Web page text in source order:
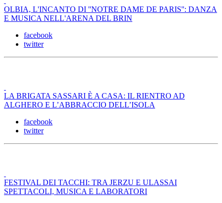
OLBIA, L'INCANTO DI ''NOTRE DAME DE PARIS'': DANZA
E MUSICA NELL'ARENA DEL BRIN
facebook
twitter
LA BRIGATA SASSARI È A CASA: IL RIENTRO AD
ALGHERO E L’ABBRACCIO DELL’ISOLA
facebook
twitter
FESTIVAL DEI TACCHI: TRA JERZU E ULASSAI
SPETTACOLI, MUSICA E LABORATORI